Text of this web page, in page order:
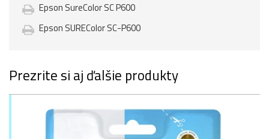
Epson SureColor SC P600
Epson SUREColor SC-P600
Prezrite si aj ďalšie produkty